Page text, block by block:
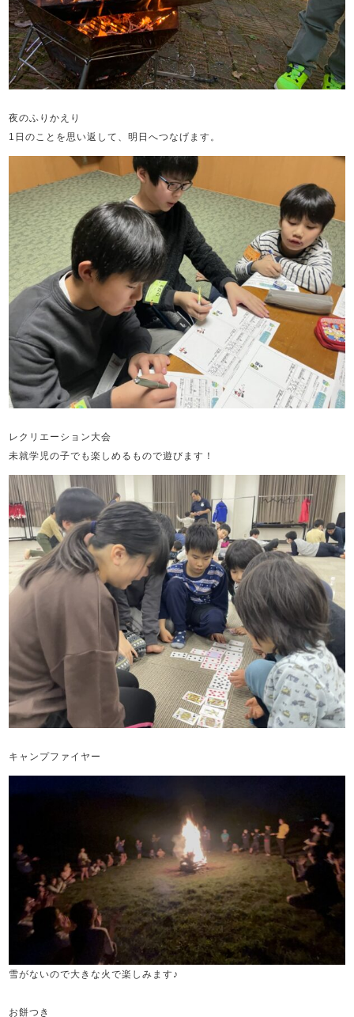
夜のふりかえり
1日のことを思い返して、明日へつなげます。
レクリエーション大会
未就学児の子でも楽しめるもので遊びます！
キャンプファイヤー
雪がないので大きな火で楽しみます♪
お餅つき